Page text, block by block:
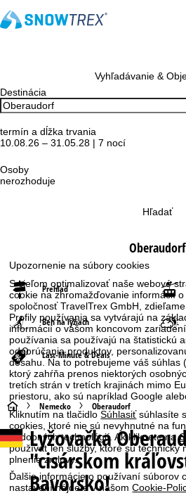
Upozornenie na súbory cookies
S cieľom optimalizovať naše webové
cookie na zhromažďovanie informácií
spoločnosť TravelTrex GmbH,
Profily používania sa vytvárajú na
informácií o vašom koncovom
používania sa používajú na štatistickú
odporúčania produktov,
dosahu. Na to potrebujeme váš súhlas
ktorý zahŕňa prenos niektorých
tretích strán v tretích krajinách mimo
priestoru, ako sú napríklad Google
Kliknutím na tlačidloSúhlasiťsúhlasíte
cookies, ktoré nie sú nevyhnutné na
podobných technológií. Ak kliknete na
používať len služby, ktoré sú technicky
plnenie zmluvy.
Ďalšie informácie o používaní súborov
nastavení nájdete v našomCookie-
Vyhľadávanie &
Destinácia
termín a dĺžka trvania
10.08.26 – 31.05.28 | 7 nocí
Osoby
nerozhoduje
Hľadať
Oberaudorf
Prehľad
Beh na lyžiach
Last-Minute & Deals
H
l
a
v
Nemecko Oberaudorf
Lyžovačka
"cisárskom
Bavorsko!